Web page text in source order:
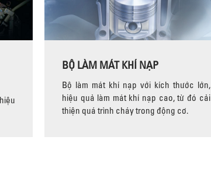
BỘ LÀM MÁT KHÍ NẠP
Bộ làm mát khí nạp với kích thước lớn,
hiệu quả làm mát khí nạp cao, từ đó cải
thiện quá trình cháy trong động cơ.